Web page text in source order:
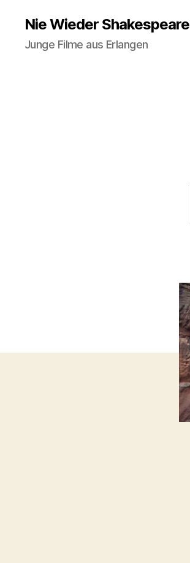
Nie Wieder Shakespeare
Junge Filme aus Erlangen